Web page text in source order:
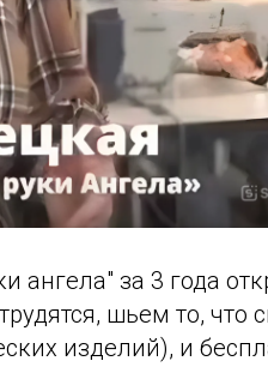
ангела" за 3 года
шьем то, что
изделий), и